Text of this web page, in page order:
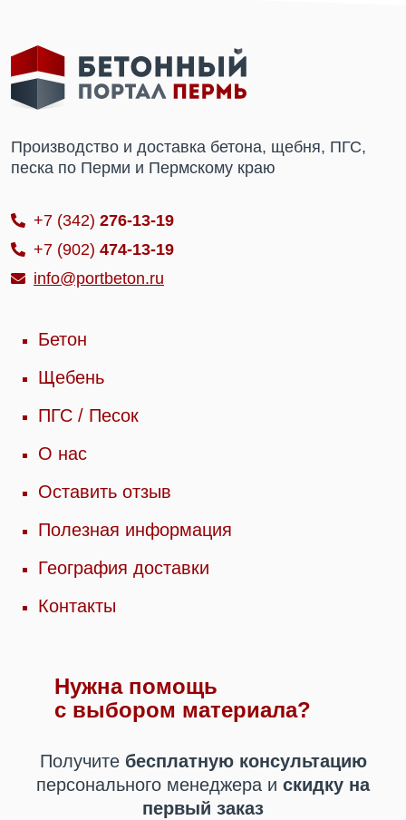
Производство и доставка бетона, щебня, ПГС,
песка по Перми и Пермскому краю
+7 (342) 276-13-19
+7 (902) 474-13-19
info@portbeton.ru
Бетон
Щебень
ПГС / Песок
О нас
Оставить отзыв
Полезная информация
География доставки
Контакты
Нужна помощь
с выбором материала?
Получите бесплатную консультацию
персонального менеджера и скидку на
первый заказ